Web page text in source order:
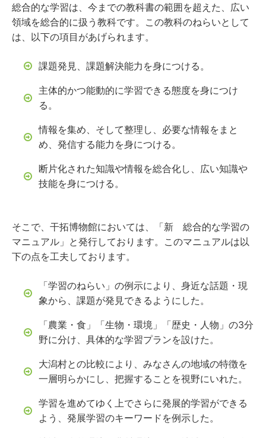
総合的な学習は、今までの教科書の範囲を超えた、広い
領域を総合的に扱う教科です。この教科のねらいとして
は、以下の項目があげられます。
課題発見、課題解決能力を身につける。
主体的かつ能動的に学習できる態度を身につけ
る。
情報を集め、そして整理し、必要な情報をまと
め、発信する能力を身につける。
断片化された知識や情報を総合化し、広い知識や
技能を身につける。
そこで、干拓博物館においては、「新 総合的な学習の
マニュアル」と発行しております。このマニュアルは以
下の点を工夫しております。
「学習のねらい」の例示により、身近な話題・現
象から、課題が発見できるようにした。
「農業・食」「生物・環境」「歴史・人物」の3分
野に分け、具体的な学習プランを設けた。
大潟村との比較により、みなさんの地域の特徴を
一層明らかにし、把握することを視野にいれた。
学習を進めてゆく上でさらに発展的学習ができる
よう、発展学習のキーワードを例示した。